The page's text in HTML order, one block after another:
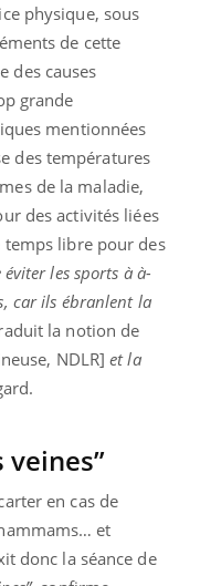
physique, sous
de cette
des causes
grande
mentionnées
des températures
de la maladie,
des activités liées
temps libre pour des
les sports à à-
car ils ébranlent la
la notion de
NDLR]et la
veines”
en cas de
et
donc la séance de